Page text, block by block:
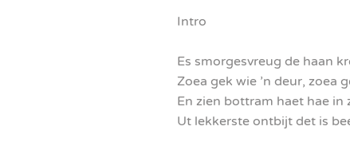
Intro
Es smorgesvreug de haan
Zoea gek wie ’n deur, zoea
En zien bottram haet hae in
Ut lekkerste ontbijt det is